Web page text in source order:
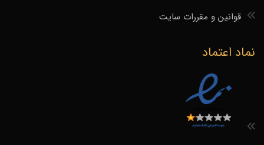
قوانین و مقررات سایت
نماد اعتماد